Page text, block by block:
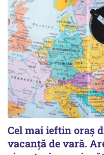
Cel mai ieftin oraș
vacanță de vară.